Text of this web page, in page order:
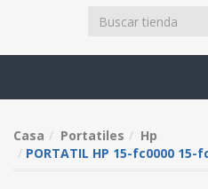
Casa Portatiles
Hp
PORTATIL HP 15-fc0000 15-